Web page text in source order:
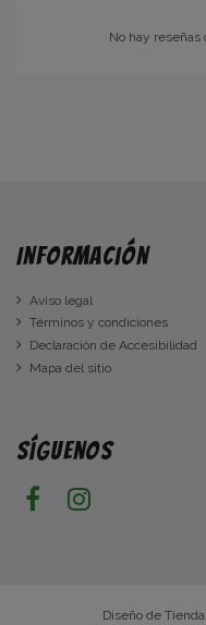
No hay
Información
Aviso legal
Términos y condiciones
Declaración de Accesibilidad
Mapa del sitio
Síguenos
Diseño de